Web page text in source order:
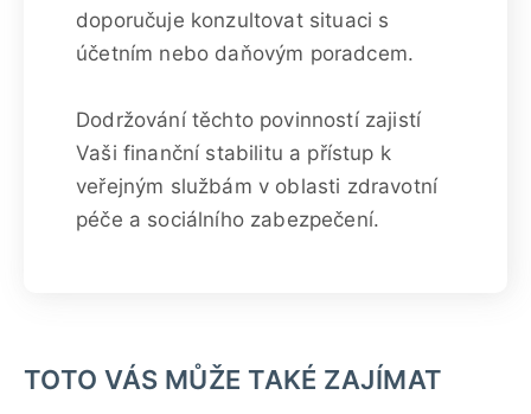
doporučuje konzultovat situaci s
účetním nebo daňovým poradcem.
Dodržování těchto povinností zajistí
Vaši finanční stabilitu a přístup k
veřejným službám v oblasti zdravotní
péče a sociálního zabezpečení.
TOTO VÁS MŮŽE TAKÉ ZAJÍMAT